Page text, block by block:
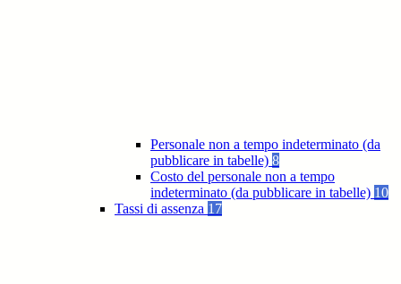
Personale non a tempo indeterminato (da
pubblicare in tabelle) 8
Costo del personale non a tempo
indeterminato (da pubblicare in tabelle) 10
Tassi di assenza 17